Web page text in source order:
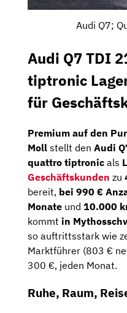
Audi Q7;
Audi Q7 TDI
tiptronic
für
Premium auf den
Moll stellt den Audi
quattro tiptronic als
Geschäftskunden zu
bereit, bei 990 €
Monate und 10.000
kommt in
so auftrittsstark wie
Marktführer (803 €
300 €, jeden Monat.
Ruhe, Raum,